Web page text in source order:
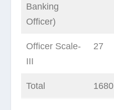
Banking
Officer)
Officer Scale-
III
27
Total 1680